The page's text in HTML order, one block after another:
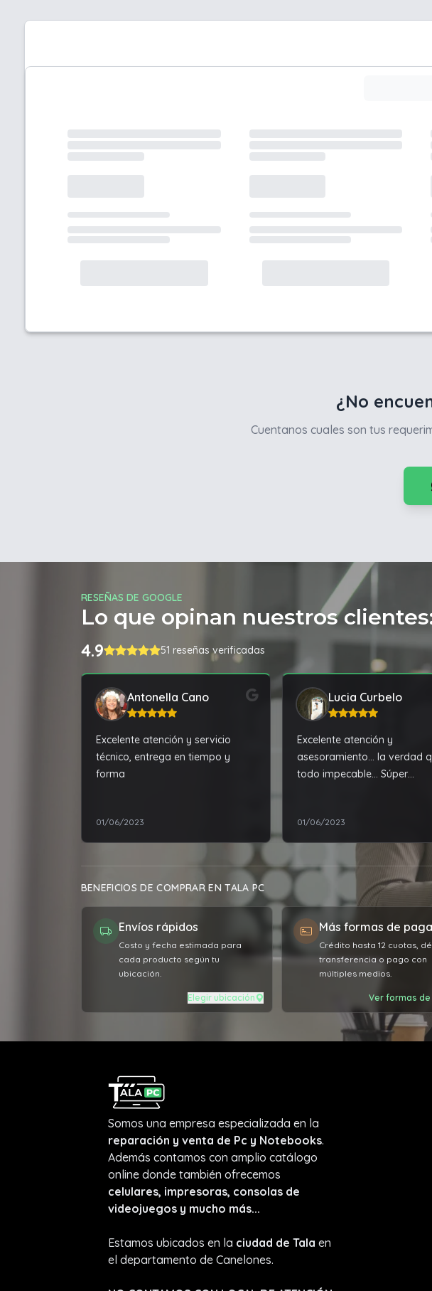
¿No
Cuentanos cuales son tus
RESEÑAS DE GOOGLE
Lo que opinan nuestros
4.9 51 reseñas verificadas
Antonella Cano
Excelente atención y servicio
técnico, entrega en tiempo y
forma
01/06/2023
Lucia Curbelo
Excelente atención y
asesoramiento... la verdad
todo impecable... Súper
01/06/2023
BENEFICIOS DE COMPRAR EN TALA PC
Envíos rápidos
Costo y fecha estimada para
cada producto según tu
ubicación.
Elegir ubicación
Más formas de
Crédito hasta 12 cuotas,
transferencia o pago con
múltiples medios.
Ver formas
Somos una empresa especializada en la
reparación y venta de Pc y Notebooks.
Además contamos con amplio catálogo
online donde también ofrecemos
celulares, impresoras, consolas de
videojuegos y mucho más...
Estamos ubicados en la ciudad de Tala en
el departamento de Canelones.